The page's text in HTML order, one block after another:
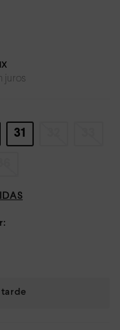
juros
31